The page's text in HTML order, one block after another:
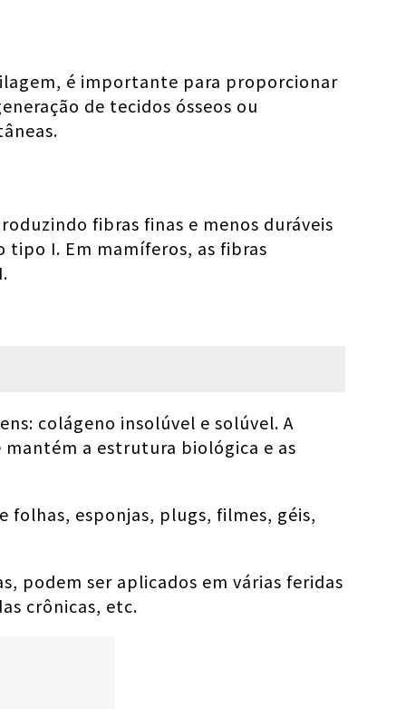
é importante para proporcionar
de tecidos ósseos ou
fibras finas e menos duráveis
tipo I. Em mamíferos, as fibras
colágeno insolúvel e solúvel. A
a estrutura biológica e as
esponjas, plugs, filmes, géis,
podem ser aplicados em várias feridas
crônicas, etc.